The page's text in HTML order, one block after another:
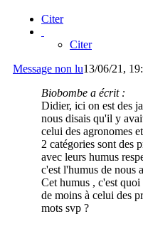
Citer
Citer
Message non lu13/06/21,
Biobombe a écrit :
Didier, ici on est des
nous disais qu'il y
celui des agronomes
2 catégories sont des
avec leurs humus
c'est l'humus de nous
Cet humus , c'est quoi
de moins à celui des
mots svp ?